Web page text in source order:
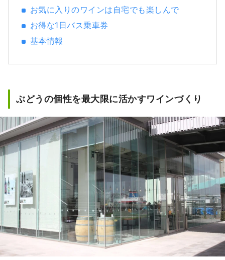
ます。
お気に入りのワインは自宅でも楽しんで
お得な1日バス乗車券
基本情報
ぶどうの個性を最大限に活かすワインづくり